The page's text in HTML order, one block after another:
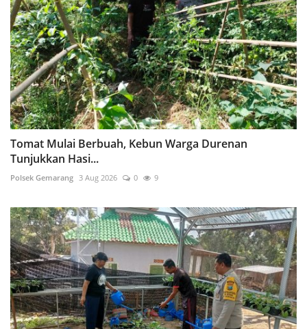
Tomat Mulai Berbuah, Kebun Warga Durenan
Tunjukkan Hasi...
Polsek Gemarang 3 Aug 2026 0 9